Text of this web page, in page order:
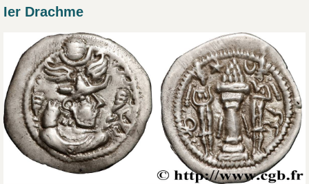
Ier Drachme